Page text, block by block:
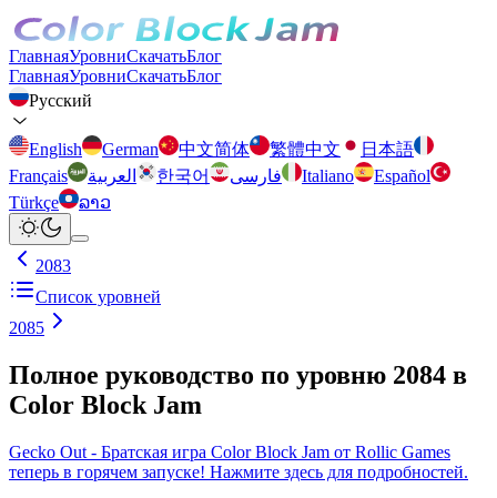
ГлавнаяУровниСкачатьБлог
ГлавнаяУровниСкачатьБлог
Русский
English German 中文简体 繁體中文
日本語
Français
العربية 한국어 فارسی Italiano
Español
Türkçe
ລາວ
2083
Список уровней
2085
Полное руководство по уровню 2084 в
Color Block Jam
Gecko Out - Братская игра Color Block Jam от Rollic Games
теперь в горячем запуске! Нажмите здесь для подробностей.